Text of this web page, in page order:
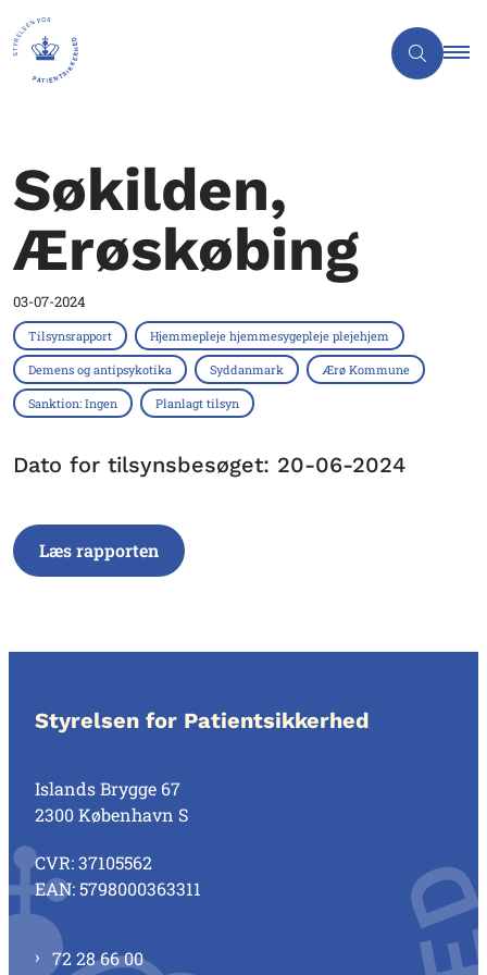
Søkilden,
Ærøskøbing
03-07-2024
Tilsynsrapport Hjemmepleje hjemmesygepleje plejehjem
Demens og antipsykotika Syddanmark Ærø Kommune
Sanktion: Ingen Planlagt tilsyn
Dato for tilsynsbesøget: 20-06-2024
Læs rapporten
Styrelsen for Patientsikkerhed
Islands Brygge 67
2300 København S
CVR: 37105562
EAN: 5798000363311
72 28 66 00